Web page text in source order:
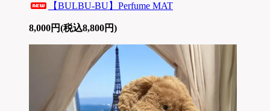
【BULBU-BU】Perfume MAT
8,000円(税込8,800円)